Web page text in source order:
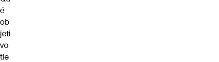
é
ob
jeti
vo
tie